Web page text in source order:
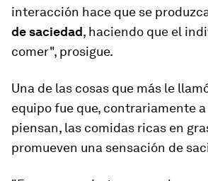
interacción hace que se
de saciedad, haciendo que el
comer", prosigue.
Una de las cosas que más le
equipo fue que, contrariamente
piensan, las comidas ricas en
promueven una sensación de